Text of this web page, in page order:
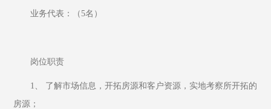
业务代表：（5名）
岗位职责
1、 了解市场信息，开拓房源和客户资源，实地考察所开拓的
房源；